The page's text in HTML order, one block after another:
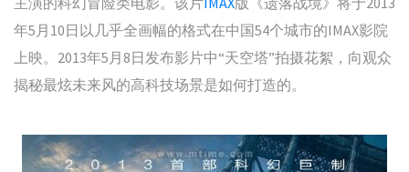
年5月10日以几乎全画幅的格式在中国54个城市的IMAX影院
上映。2013年5月8日发布影片中“天空塔”拍摄花絮，向观众
揭秘最炫未来风的高科技场景是如何打造的。